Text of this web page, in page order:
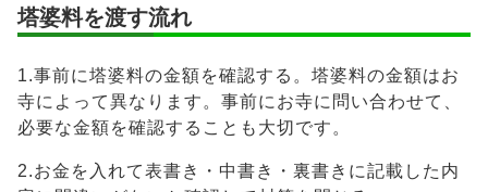
塔婆料を渡す流れ
1.事前に塔婆料の金額を確認する。塔婆料の金額はお
寺によって異なります。事前にお寺に問い合わせて、
必要な金額を確認することも大切です。
2.お金を入れて表書き・中書き・裏書きに記載した内